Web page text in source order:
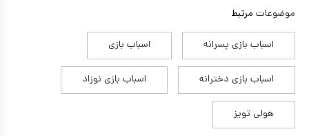
موضوعات مرتبط
اسباب بازی پسرانه اسباب بازی
اسباب بازی دخترانه اسباب بازی نوزاد
هولی تویز